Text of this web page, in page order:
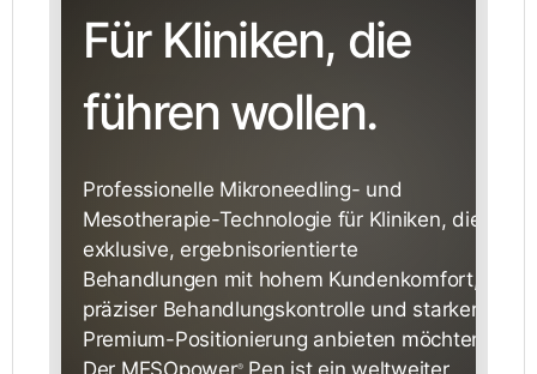
Für Kliniken, die
führen wollen.
Professionelle Mikroneedling- und
Mesotherapie-Technologie für Kliniken, die
exklusive, ergebnisorientierte
Behandlungen mit hohem Kundenkomfort,
präziser Behandlungskontrolle und starker
Premium-Positionierung anbieten möchten.
Der MESOpower®Pen ist ein weltweiter